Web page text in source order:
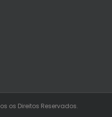
os Direitos Reservados.